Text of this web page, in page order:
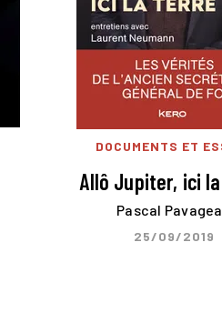
DOCUMENTS ET
Allô Jupiter, ici
Pascal
25/09/2019